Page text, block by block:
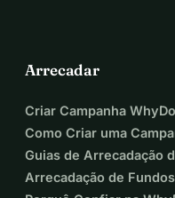
Arrecadar
Criar Campanha
Como Criar uma
Guias de Arrecadação
Arrecadação de